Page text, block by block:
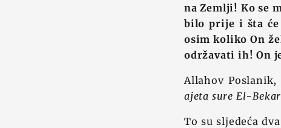
na Zemlji! Ko se
bilo prije i šta
osim koliko On
održavati ih! On
Allahov
ajeta sure El-
To su sljedeća